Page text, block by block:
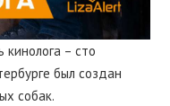
кинолога – сто
был создан
собак.